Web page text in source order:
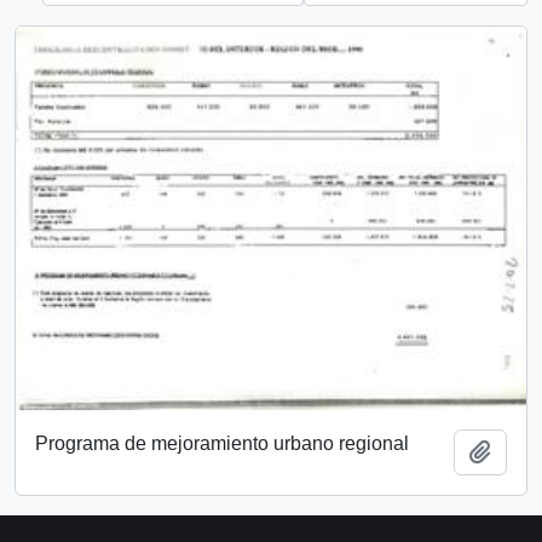
Programa de mejoramiento urbano regional